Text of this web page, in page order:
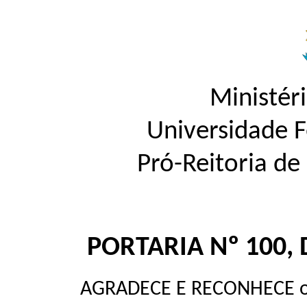
Universidade
Pró-Reitoria de
PORTARIA Nº 100,
AGRADECE E